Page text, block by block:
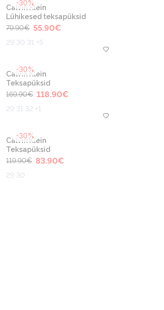
-30%
Calvin Klein
Lühikesed teksapüksid
79.90€ 55.90€
29 30 31 +5
-30%
Calvin Klein
Teksapüksid
169.90€ 118.90€
29 31 32 +1
-30%
Calvin Klein
Teksapüksid
119.90€ 83.90€
29 30